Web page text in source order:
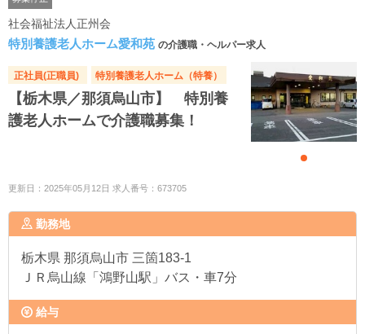
社会福祉法人正州会
特別養護老人ホーム愛和苑 の介護職・ヘルパー求人
正社員(正職員) 特別養護老人ホーム（特養）
【栃木県／那須烏山市】 特別養
護老人ホームで介護職募集！
更新日：2025年05月12日 求人番号：673705
勤務地
栃木県 那須烏山市 三箇183-1
ＪＲ烏山線「鴻野山駅」バス・車7分
給与